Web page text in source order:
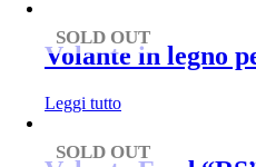
SOLD OUT
Volante in legno
Leggi tutto
SOLD OUT